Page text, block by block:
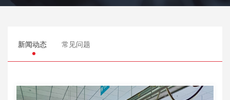
新闻动态 常见问题